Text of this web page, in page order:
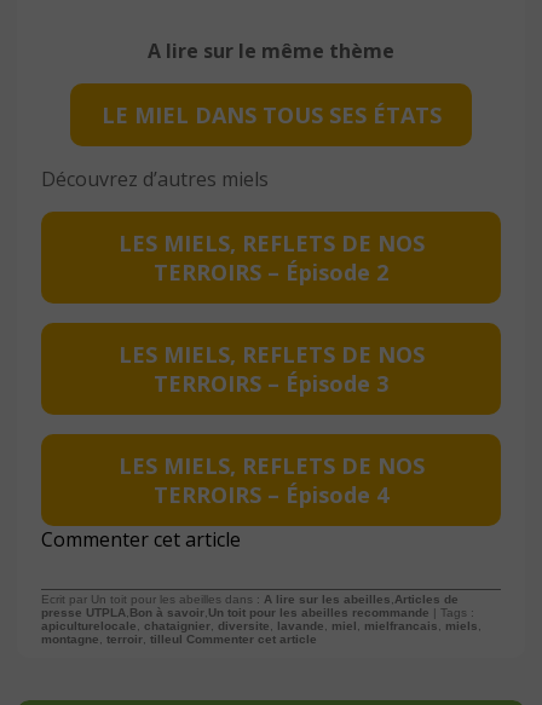
A lire sur le même thème
LE MIEL DANS TOUS SES ÉTATS
Découvrez d’autres miels
LES MIELS, REFLETS DE NOS
TERROIRS – Épisode 2
LES MIELS, REFLETS DE NOS
TERROIRS – Épisode 3
LES MIELS, REFLETS DE NOS
TERROIRS – Épisode 4
Commenter cet article
Ecrit par Un toit pour les abeilles dans : A lire sur les abeilles Articles de
presse UTPLA Bon à savoir Un toit pour les abeilles recommande | Tags :
apiculturelocale
chataignier diversite lavande miel mielfrancais miels
montagne
terroir tilleul Commenter cet article